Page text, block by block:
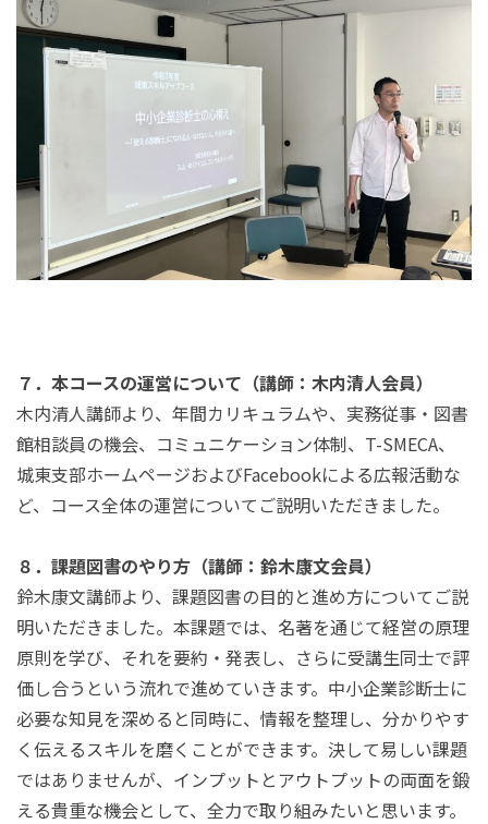
７．本コースの運営について（講師：木内清人会員）
木内清人講師より、年間カリキュラムや、実務従事・図書
館相談員の機会、コミュニケーション体制、T-SMECA、
城東支部ホームページおよびFacebookによる広報活動な
ど、コース全体の運営についてご説明いただきました。
８．課題図書のやり方（講師：鈴木康文会員）
鈴木康文講師より、課題図書の目的と進め方についてご説
明いただきました。本課題では、名著を通じて経営の原理
原則を学び、それを要約・発表し、さらに受講生同士で評
価し合うという流れで進めていきます。中小企業診断士に
必要な知見を深めると同時に、情報を整理し、分かりやす
く伝えるスキルを磨くことができます。決して易しい課題
ではありませんが、インプットとアウトプットの両面を鍛
える貴重な機会として、全力で取り組みたいと思います。